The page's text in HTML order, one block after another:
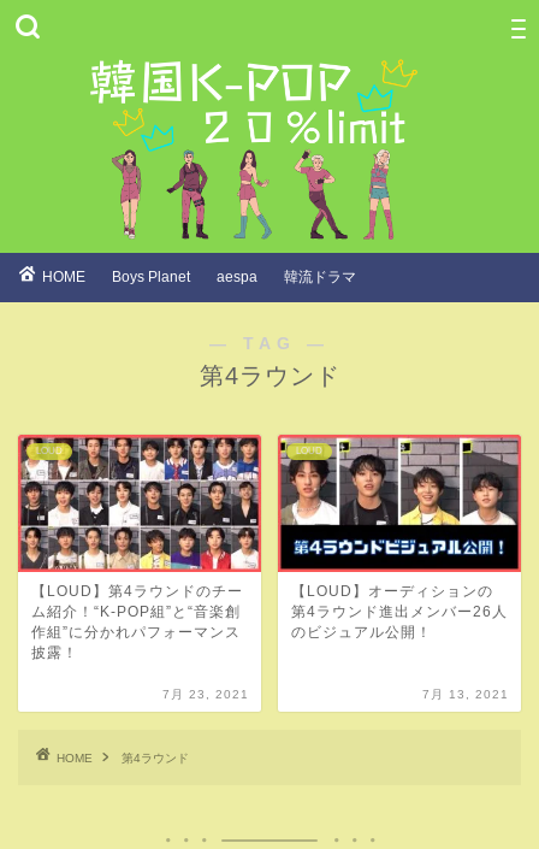
HOME Boys Planet aespa 韓流ドラマ
― TAG ―
第4ラウンド
LOUD
【LOUD】第4ラウンドのチー
ム紹介！“K-POP組”と“音楽創
作組”に分かれパフォーマンス
披露！
7月 23, 2021
LOUD
【LOUD】オーディションの
第4ラウンド進出メンバー26人
のビジュアル公開！
7月 13, 2021
HOME 第4ラウンド